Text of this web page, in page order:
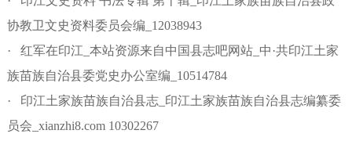
协教卫文史资料委员会编_12038943
· 红军在印江_本站资源来自中国县志吧网站_中·共印江土家
族苗族自治县委党史办公室编_10514784
· 印江土家族苗族自治县志_印江土家族苗族自治县志编纂委
员会_xianzhi8.com 10302267